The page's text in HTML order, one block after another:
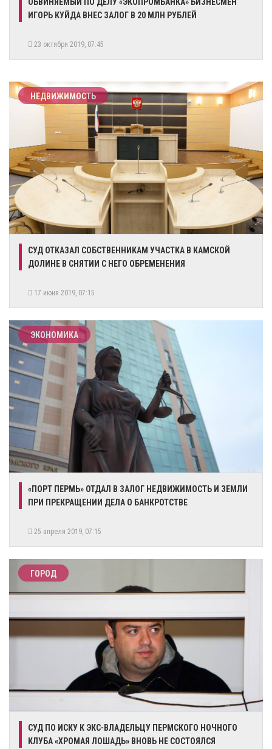
ИГОРЬ КУЙДА ВНЕС ЗАЛОГ В 20 МЛН РУБЛЕЙ
23 октября 2019, 07:45
НЕДВИЖИМОСТЬ
СУД ОТКАЗАЛ СОБСТВЕННИКАМ УЧАСТКА В КАМСКОЙ
ДОЛИНЕ В СНЯТИИ С НЕГО ОБРЕМЕНЕНИЯ
17 июня 2019, 07:15
ЭКОНОМИКА
«ПОРТ ПЕРМЬ» ОТДАЛ В ЗАЛОГ НЕДВИЖИМОСТЬ И ЗЕМЛИ
ПРИ ПРЕКРАЩЕНИИ ДЕЛА О БАНКРОТСТВЕ
25 апреля 2019, 07:15
ГОРОД
СУД ПО ИСКУ К ЭКС-ВЛАДЕЛЬЦУ ПЕРМСКОГО НОЧНОГО
КЛУБА «ХРОМАЯ ЛОШАДЬ» ВНОВЬ НЕ СОСТОЯЛСЯ